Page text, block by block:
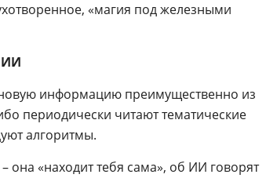
«магия под железными
ИИ
информацию преимущественно из
периодически читают тематические
алгоритмы.
«находит тебя сама», об ИИ говорят